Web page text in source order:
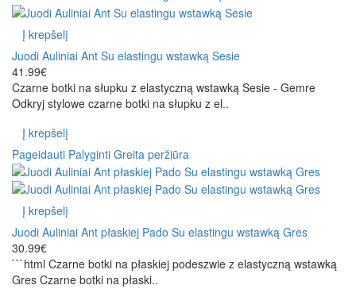
Į krepšelį
Juodi Auliniai Ant Su elastingu wstawką Sesie
41.99€
Czarne botki na słupku z elastyczną wstawką Sesie - Gemre
Odkryj stylowe czarne botki na słupku z el..
Į krepšelį
Pageidauti Palyginti Greita peržiūra
Į krepšelį
Juodi Auliniai Ant płaskiej Pado Su elastingu wstawką Gres
30.99€
```html Czarne botki na płaskiej podeszwie z elastyczną wstawką
Gres Czarne botki na płaski..